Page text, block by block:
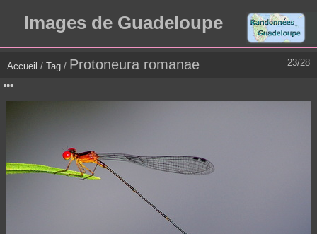
Images de Guadeloupe
23/28
Accueil / Tag / Protoneura romanae